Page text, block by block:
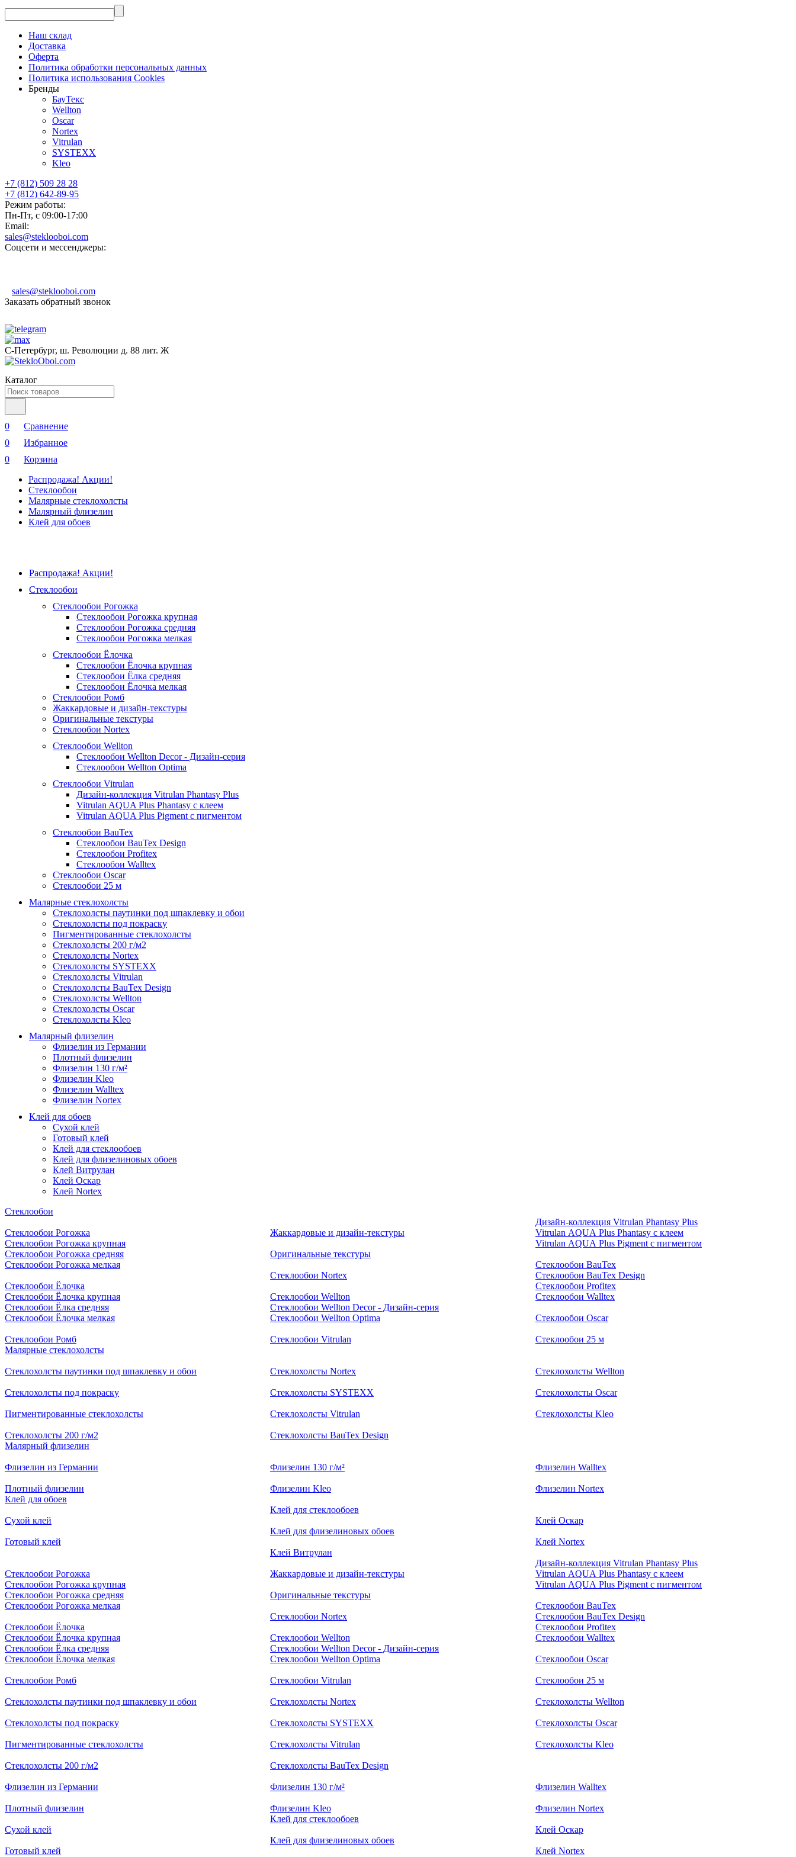
Наш склад
Доставка
Оферта
Политика обработки персональных данных
Политика использования Cookies
Бренды
БауТекс
Wellton
Oscar
Nortex
Vitrulan
SYSTEXX
Kleo
+7 (812) 509 28 28
+7 (812) 642-89-95
Режим работы:
Пн-Пт, с 09:00-17:00
Email:
sales@steklooboi.com
Соцсети и мессенджеры:
sales@steklooboi.com
Заказать обратный звонок
С-Петербург, ш. Революции д. 88 лит. Ж
Каталог
0
Сравнение
0
Избранное
0
Корзина
Распродажа! Акции!
Стеклообои
Малярные стеклохолсты
Малярный флизелин
Клей для обоев
Распродажа! Акции!
Стеклообои
Стеклообои Рогожка
Стеклообои Рогожка крупная
Стеклообои Рогожка средняя
Стеклообои Рогожка мелкая
Стеклообои Ёлочка
Стеклообои Ёлочка крупная
Стеклообои Ёлка средняя
Стеклообои Ёлочка мелкая
Стеклообои Ромб
Жаккардовые и дизайн-текстуры
Оригинальные текстуры
Стеклообои Nortex
Стеклообои Wellton
Стеклообои Wellton Decor - Дизайн-серия
Стеклообои Wellton Optima
Стеклообои Vitrulan
Дизайн-коллекция Vitrulan Phantasy Plus
Vitrulan AQUA Plus Phantasy с клеем
Vitrulan AQUA Plus Pigment с пигментом
Стеклообои BauTex
Стеклообои BauTex Design
Стеклообои Profitex
Стеклообои Walltex
Стеклообои Oscar
Стеклообои 25 м
Малярные стеклохолсты
Стеклохолсты паутинки под шпаклевку и обои
Стеклохолсты под покраску
Пигментированные стеклохолсты
Стеклохолсты 200 г/м2
Стеклохолсты Nortex
Стеклохолсты SYSTEXX
Стеклохолсты Vitrulan
Стеклохолсты BauTex Design
Стеклохолсты Wellton
Стеклохолсты Oscar
Стеклохолсты Kleo
Малярный флизелин
Флизелин из Германии
Плотный флизелин
Флизелин 130 г/м²
Флизелин Kleo
Флизелин Walltex
Флизелин Nortex
Клей для обоев
Сухой клей
Готовый клей
Клей для стеклообоев
Клей для флизелиновых обоев
Клей Витрулан
Клей Оскар
Клей Nortex
Стеклообои
Стеклообои Рогожка
Стеклообои Рогожка крупная
Стеклообои Рогожка средняя
Стеклообои Рогожка мелкая
Стеклообои Ёлочка
Стеклообои Ёлочка крупная
Стеклообои Ёлка средняя
Стеклообои Ёлочка мелкая
Стеклообои Ромб
Жаккардовые и дизайн-текстуры
Оригинальные текстуры
Стеклообои Nortex
Стеклообои Wellton
Стеклообои Wellton Decor - Дизайн-серия
Стеклообои Wellton Optima
Стеклообои Vitrulan
Дизайн-коллекция Vitrulan Phantasy Plus
Vitrulan AQUA Plus Phantasy с клеем
Vitrulan AQUA Plus Pigment с пигментом
Стеклообои BauTex
Стеклообои BauTex Design
Стеклообои Profitex
Стеклообои Walltex
Стеклообои Oscar
Стеклообои 25 м
Малярные стеклохолсты
Стеклохолсты паутинки под шпаклевку и обои
Стеклохолсты под покраску
Пигментированные стеклохолсты
Стеклохолсты 200 г/м2
Стеклохолсты Nortex
Стеклохолсты SYSTEXX
Стеклохолсты Vitrulan
Стеклохолсты BauTex Design
Стеклохолсты Wellton
Стеклохолсты Oscar
Стеклохолсты Kleo
Малярный флизелин
Флизелин из Германии
Плотный флизелин
Флизелин 130 г/м²
Флизелин Kleo
Флизелин Walltex
Флизелин Nortex
Клей для обоев
Сухой клей
Готовый клей
Клей для стеклообоев
Клей для флизелиновых обоев
Клей Витрулан
Клей Оскар
Клей Nortex
Стеклообои Рогожка
Стеклообои Рогожка крупная
Стеклообои Рогожка средняя
Стеклообои Рогожка мелкая
Стеклообои Ёлочка
Стеклообои Ёлочка крупная
Стеклообои Ёлка средняя
Стеклообои Ёлочка мелкая
Стеклообои Ромб
Жаккардовые и дизайн-текстуры
Оригинальные текстуры
Стеклообои Nortex
Стеклообои Wellton
Стеклообои Wellton Decor - Дизайн-серия
Стеклообои Wellton Optima
Стеклообои Vitrulan
Дизайн-коллекция Vitrulan Phantasy Plus
Vitrulan AQUA Plus Phantasy с клеем
Vitrulan AQUA Plus Pigment с пигментом
Стеклообои BauTex
Стеклообои BauTex Design
Стеклообои Profitex
Стеклообои Walltex
Стеклообои Oscar
Стеклообои 25 м
Стеклохолсты паутинки под шпаклевку и обои
Стеклохолсты под покраску
Пигментированные стеклохолсты
Стеклохолсты 200 г/м2
Стеклохолсты Nortex
Стеклохолсты SYSTEXX
Стеклохолсты Vitrulan
Стеклохолсты BauTex Design
Стеклохолсты Wellton
Стеклохолсты Oscar
Стеклохолсты Kleo
Флизелин из Германии
Плотный флизелин
Флизелин 130 г/м²
Флизелин Kleo
Флизелин Walltex
Флизелин Nortex
Сухой клей
Готовый клей
Клей для стеклообоев
Клей для флизелиновых обоев
Клей Оскар
Клей Nortex